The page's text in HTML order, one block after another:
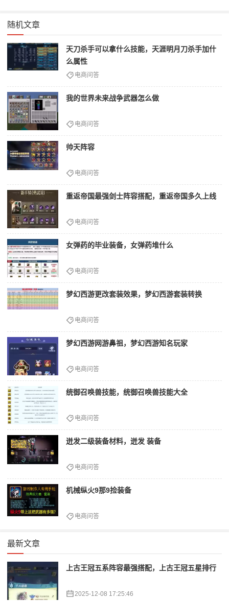
随机文章
天刀杀手可以拿什么技能，天涯明月刀杀手加什
么属性
电商问答
我的世界未来战争武器怎么做
电商问答
帅天阵容
电商问答
重返帝国最强剑士阵容搭配，重返帝国多久上线
电商问答
女弹药的毕业装备，女弹药堆什么
电商问答
梦幻西游更改套装效果，梦幻西游套装转换
电商问答
梦幻西游网游鼻祖，梦幻西游知名玩家
电商问答
统御召唤兽技能，统御召唤兽技能大全
电商问答
迸发二级装备材料，迸发 装备
电商问答
机械纵火9那9捡装备
电商问答
最新文章
上古王冠五系阵容最强搭配，上古王冠五星排行
2025-12-08 17:25:46